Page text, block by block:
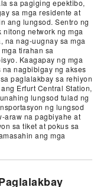
sa pagiging epektibo,
sa mga residente at
ang lungsod. Sentro ng
network ng mga
na nag-uugnay sa mga
tirahan sa
Kaagapay ng mga
nagbibigay ng akses
paglalakbay sa rehiyon
Erfurt Central Station,
lungsod tulad ng
ng lungsod
araw na pagbiyahe at
sa tiket at pokus sa
ang mga